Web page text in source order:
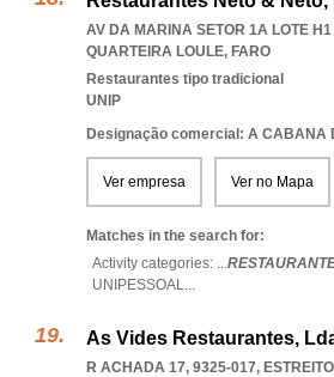
AV DA MARINA SETOR 1A LOTE
QUARTEIRA LOULE, FARO
Restaurantes tipo tradicional
UNIP
Designação comercial: A CABANA
Ver empresa Ver no Mapa
Matches in the search for:
Activity categories: ...
UNIPESSOAL...
As Vides Restaurantes,
R ACHADA 17, 9325-017,